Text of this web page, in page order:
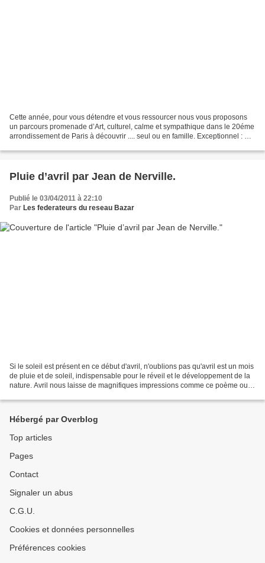
Cette année, pour vous détendre et vous ressourcer nous vous proposons
un parcours promenade d’Art, culturel, calme et sympathique dans le 20éme
arrondissement de Paris à découvrir .... seul ou en famille. Exceptionnel : De
Pluie d’avril par Jean de Nerville.
Publié le 03/04/2011 à 22:10
Par Les federateurs du reseau Bazar
Si le soleil est présent en ce début d'avril, n'oublions pas qu'avril est un mois
de pluie et de soleil, indispensable pour le réveil et le développement de la
nature. Avril nous laisse de magnifiques impressions comme ce poème ou
Hébergé par Overblog
Top articles
Pages
Contact
Signaler un abus
C.G.U.
Cookies et données personnelles
Préférences cookies